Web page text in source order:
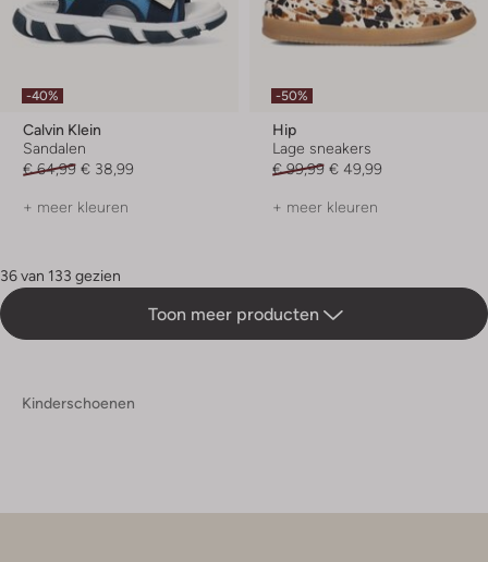
-40%
Calvin Klein
Sandalen
€ 64,99 € 38,99
+ meer kleuren
-50%
Hip
Lage sneakers
€ 99,99 € 49,99
+ meer kleuren
36 van 133 gezien
Toon meer producten
Kinderschoenen